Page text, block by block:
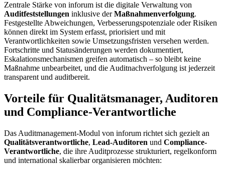
Zentrale Stärke von inforum ist die digitale Verwaltung von
Auditfeststellungen inklusive derMaßnahmenverfolgung.
Festgestellte Abweichungen, Verbesserungspotenziale oder Risiken
können direkt im System erfasst, priorisiert und mit
Verantwortlichkeiten sowie Umsetzungsfristen versehen werden.
Fortschritte und Statusänderungen werden dokumentiert,
Eskalationsmechanismen greifen automatisch – so bleibt keine
Maßnahme unbearbeitet, und die Auditnachverfolgung ist jederzeit
transparent und auditbereit.
Vorteile für Qualitätsmanager, Auditoren
und Compliance-Verantwortliche
Das Auditmanagement-Modul von inforum richtet sich gezielt an
Qualitätsverantwortliche, Lead-Auditoren und Compliance-
Verantwortliche, die ihre Auditprozesse strukturiert, regelkonform
und international skalierbar organisieren möchten: